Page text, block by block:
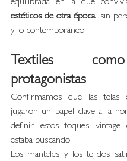
estéticos de otra época, sin
y lo contemporáneo.
Textiles
protagonistas
Confirmamos que las telas
jugaron un papel clave a la
definir estos toques vintage
estaba buscando.
Los manteles y los tejidos